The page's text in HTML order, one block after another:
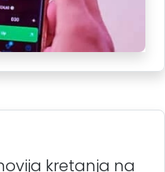
kretanja na